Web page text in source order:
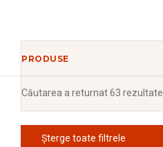
PRODUSE
Căutarea a returnat 63 rezultate.
Șterge toate filtrele